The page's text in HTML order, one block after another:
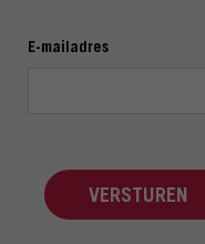
E-mailadres
VERSTUREN